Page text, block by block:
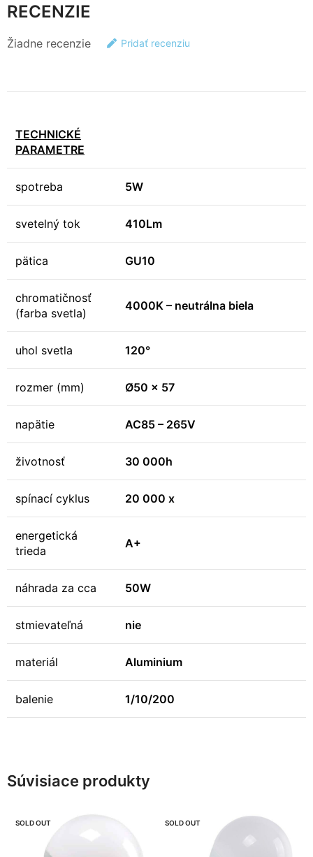
RECENZIE
Žiadne recenzie Pridať recenziu
TECHNICKÉ
PARAMETRE
spotreba 5W
svetelný tok 410Lm
pätica GU10
chromatičnosť
(farba svetla)
4000K – neutrálna biela
uhol svetla 120°
rozmer (mm) Ø50 x 57
napätie AC85 – 265V
životnosť 30 000h
spínací cyklus 20 000 x
energetická
trieda
A+
náhrada za cca 50W
stmievateľná nie
materiál Aluminium
balenie 1/10/200
Súvisiace produkty
SOLD OUT SOLD OUT